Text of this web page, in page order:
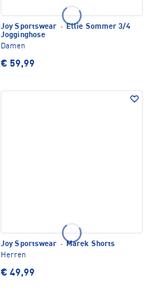
Joy Sportswear · Ellie Sommer 3/4
Jogginghose
Damen
€ 59,99
Joy Sportswear · Marek Shorts
Herren
€ 49,99